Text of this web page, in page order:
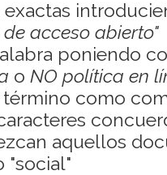
exactas
acceso abierto"
poniendo
o NO política en
como
aquellos
"social"